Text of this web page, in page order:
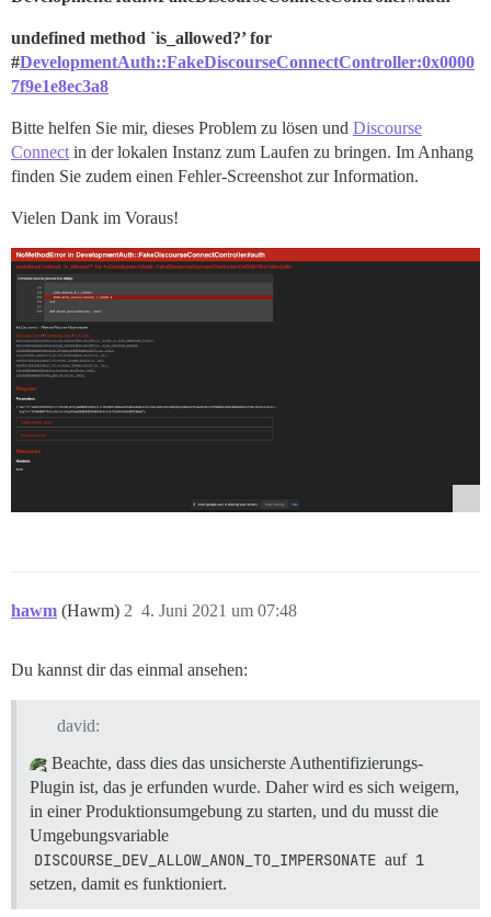
undefined method `is_allowed?’ for
#DevelopmentAuth::FakeDiscourseConnectController:0x0000
7f9e1e8ec3a8
Bitte helfen Sie mir, dieses Problem zu lösen und Discourse
Connect in der lokalen Instanz zum Laufen zu bringen. Im Anhang
finden Sie zudem einen Fehler-Screenshot zur Information.
Vielen Dank im Voraus!
hawm (Hawm) 4. Juni 2021 um 07:48
2
Du kannst dir das einmal ansehen:
david:
Beachte, dass dies das unsicherste Authentifizierungs-
Plugin ist, das je erfunden wurde. Daher wird es sich weigern,
in einer Produktionsumgebung zu starten, und du musst die
Umgebungsvariable
DISCOURSE_DEV_ALLOW_ANON_TO_IMPERSONATE auf 1
setzen, damit es funktioniert.